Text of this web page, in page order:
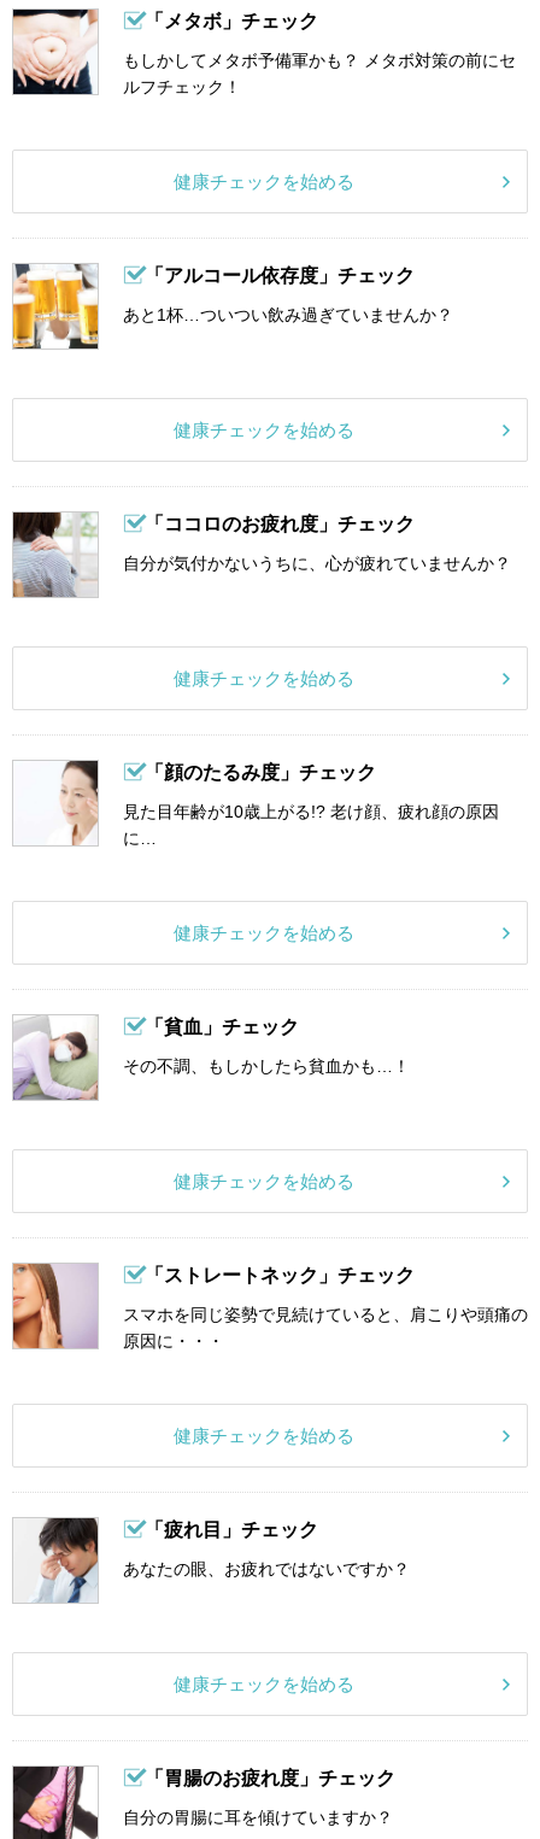
「メタボ」チェック
もしかしてメタボ予備軍かも？ メタボ対策の前にセ
ルフチェック！
健康チェックを始める
「アルコール依存度」チェック
あと1杯…ついつい飲み過ぎていませんか？
健康チェックを始める
「ココロのお疲れ度」チェック
自分が気付かないうちに、心が疲れていませんか？
健康チェックを始める
「顔のたるみ度」チェック
見た目年齢が10歳上がる!? 老け顔、疲れ顔の原因
に…
健康チェックを始める
「貧血」チェック
その不調、もしかしたら貧血かも…！
健康チェックを始める
「ストレートネック」チェック
スマホを同じ姿勢で見続けていると、肩こりや頭痛の
原因に・・・
健康チェックを始める
「疲れ目」チェック
あなたの眼、お疲れではないですか？
健康チェックを始める
「胃腸のお疲れ度」チェック
自分の胃腸に耳を傾けていますか？